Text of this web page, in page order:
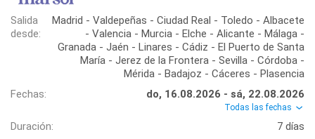
Salida
desde:
Madrid - Valdepeñas - Ciudad Real - Toledo - Albacete
- Valencia - Murcia - Elche - Alicante - Málaga -
Granada - Jaén - Linares - Cádiz - El Puerto de Santa
María - Jerez de la Frontera - Sevilla - Córdoba -
Mérida - Badajoz - Cáceres - Plasencia
Fechas:
do, 16.08.2026 - sá, 22.08.2026
Todas las fechas
Duración:
7 días